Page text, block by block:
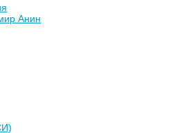
Анин